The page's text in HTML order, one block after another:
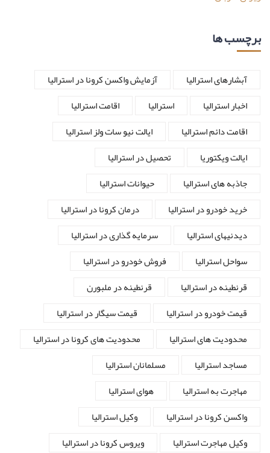
برچسب ها
آبشارهای استرالیا
آزمایش واکسن کرونا در استرالیا
اخبار استرالیا
استرالیا
اقامت استرالیا
اقامت دائم استرالیا
ایالت نیو سات ولز استرالیا
ایالت ویکتوریا
تحصیل در استرالیا
جاذبه های استرالیا
حیوانات استرالیا
خرید خودرو در استرالیا
درمان کرونا در استرالیا
دیدنیهای استرالیا
سرمایه گذاری در استرالیا
سواحل استرالیا
فروش خودرو در استرالیا
قرنطینه در استرالیا
قرنطینه در ملبورن
قیمت خودرو در استرالیا
قیمت سیگار در استرالیا
محدودیت های استرالیا
محدودیت های کرونا در استرالیا
مساجد استرالیا
مسلمانان استرالیا
مهاجرت به استرالیا
هوای استرالیا
واکسن کرونا در استرالیا
وکیل استرالیا
وکیل مهاجرت استرالیا
ویروس کرونا در استرالیا